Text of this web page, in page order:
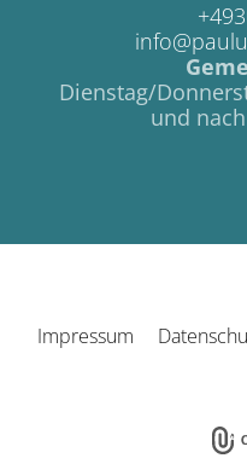
Dienstag/
und
Impressum